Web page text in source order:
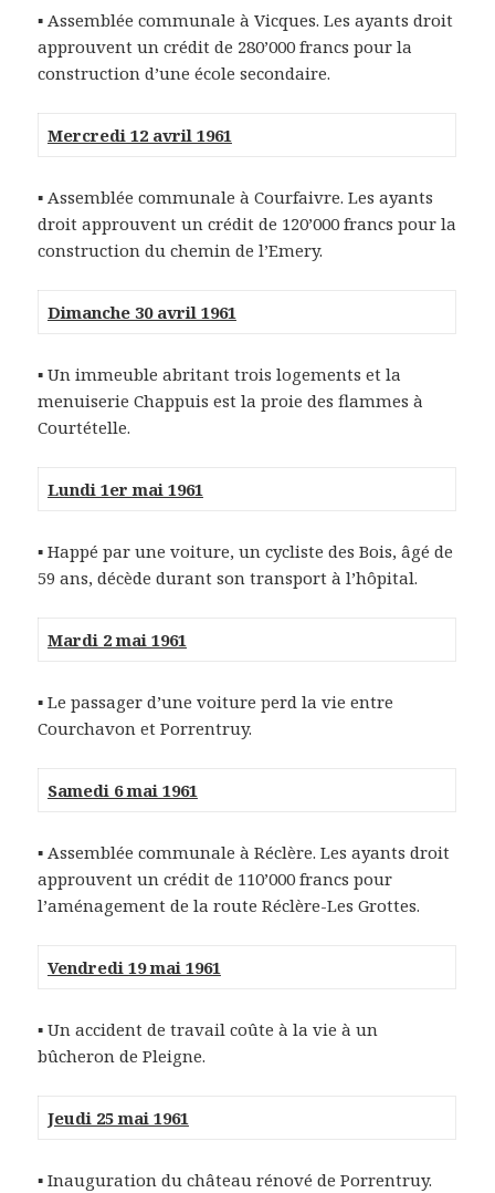
▪ Assemblée communale à Vicques. Les ayants droit
approuvent un crédit de 280’000 francs pour la
construction d’une école secondaire.
Mercredi 12 avril 1961
▪ Assemblée communale à Courfaivre. Les ayants
droit approuvent un crédit de 120’000 francs pour la
construction du chemin de l’Emery.
Dimanche 30 avril 1961
▪ Un immeuble abritant trois logements et la
menuiserie Chappuis est la proie des flammes à
Courtételle.
Lundi 1er mai 1961
▪ Happé par une voiture, un cycliste des Bois, âgé de
59 ans, décède durant son transport à l’hôpital.
Mardi 2 mai 1961
▪ Le passager d’une voiture perd la vie entre
Courchavon et Porrentruy.
Samedi 6 mai 1961
▪ Assemblée communale à Réclère. Les ayants droit
approuvent un crédit de 110’000 francs pour
l’aménagement de la route Réclère-Les Grottes.
Vendredi 19 mai 1961
▪ Un accident de travail coûte à la vie à un
bûcheron de Pleigne.
Jeudi 25 mai 1961
▪ Inauguration du château rénové de Porrentruy.